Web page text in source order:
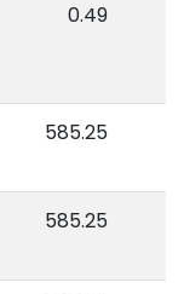
0.49
585.25
585.25